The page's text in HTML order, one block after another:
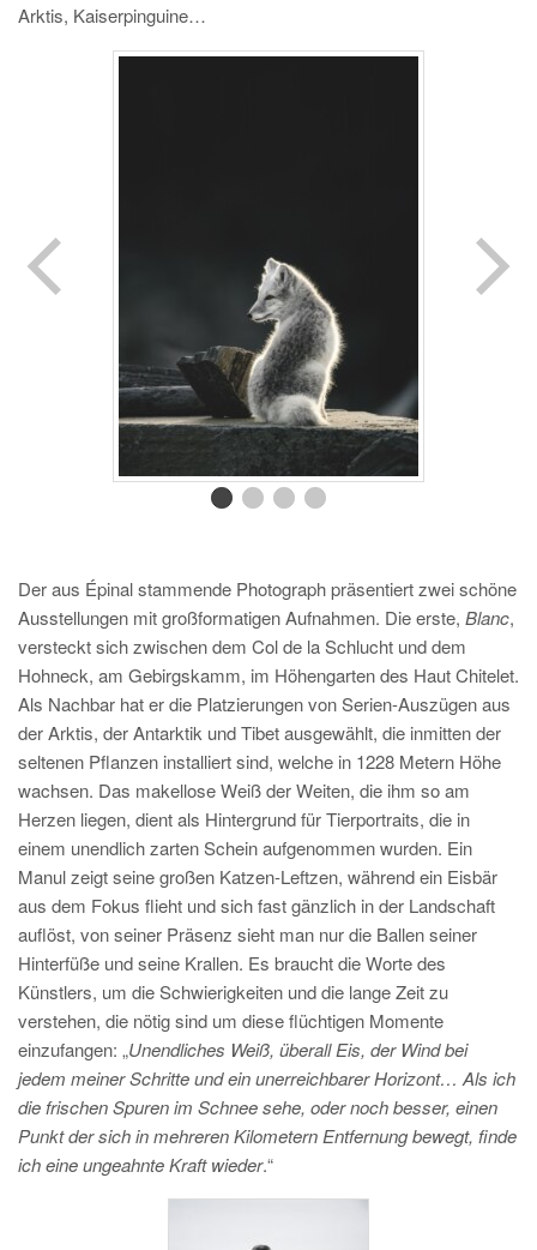
Arktis, Kaiserpinguine…
Der aus Épinal stammende Photograph präsentiert zwei schöne
Ausstellungen mit großformatigen Aufnahmen. Die erste, Blanc,
versteckt sich zwischen dem Col de la Schlucht und dem
Hohneck, am Gebirgskamm, im Höhengarten des Haut Chitelet.
Als Nachbar hat er die Platzierungen von Serien-Auszügen aus
der Arktis, der Antarktik und Tibet ausgewählt, die inmitten der
seltenen Pflanzen installiert sind, welche in 1228 Metern Höhe
wachsen. Das makellose Weiß der Weiten, die ihm so am
Herzen liegen, dient als Hintergrund für Tierportraits, die in
einem unendlich zarten Schein aufgenommen wurden. Ein
Manul zeigt seine großen Katzen-Leftzen, während ein Eisbär
aus dem Fokus flieht und sich fast gänzlich in der Landschaft
auflöst, von seiner Präsenz sieht man nur die Ballen seiner
Hinterfüße und seine Krallen. Es braucht die Worte des
Künstlers, um die Schwierigkeiten und die lange Zeit zu
verstehen, die nötig sind um diese flüchtigen Momente
einzufangen: „Unendliches Weiß, überall Eis, der Wind bei
jedem meiner Schritte und ein unerreichbarer Horizont… Als ich
die frischen Spuren im Schnee sehe, oder noch besser, einen
Punkt der sich in mehreren Kilometern Entfernung bewegt, finde
ich eine ungeahnte Kraft wieder.“